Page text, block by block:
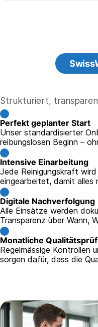
Strukturiert,
Perfekt geplanter Start
Unser standardisierter
reibungslosen Beginn –
Intensive Einarbeitung
Jede Reinigungskraft
eingearbeitet, damit alles
Digitale Nachverfolgung
Alle Einsätze werden
Transparenz über Wann,
Monatliche
Regelmässige Kontrollen
sorgen dafür, dass die